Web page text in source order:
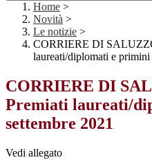
Home >
Novità >
Le notizie >
CORRIERE DI
laureati/diplomati e primini
CORRIERE DI
Premiati laureati/
settembre 2021
Vedi allegato